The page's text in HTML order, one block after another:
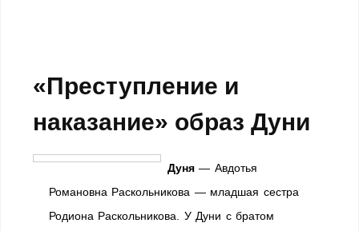
«Преступление и
наказание» образ Дуни
Дуня — Авдотья
Романовна Раскольникова — младшая сестра
Родиона Раскольникова. У Дуни с братом